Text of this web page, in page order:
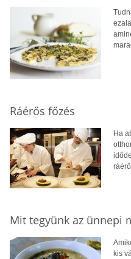
Ráérős főzés
Ha
Mit tegyünk az ünnepi
kis